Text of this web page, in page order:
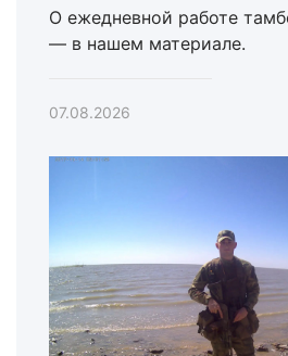
О ежедневной работе
— в нашем материале.
07.08.2026